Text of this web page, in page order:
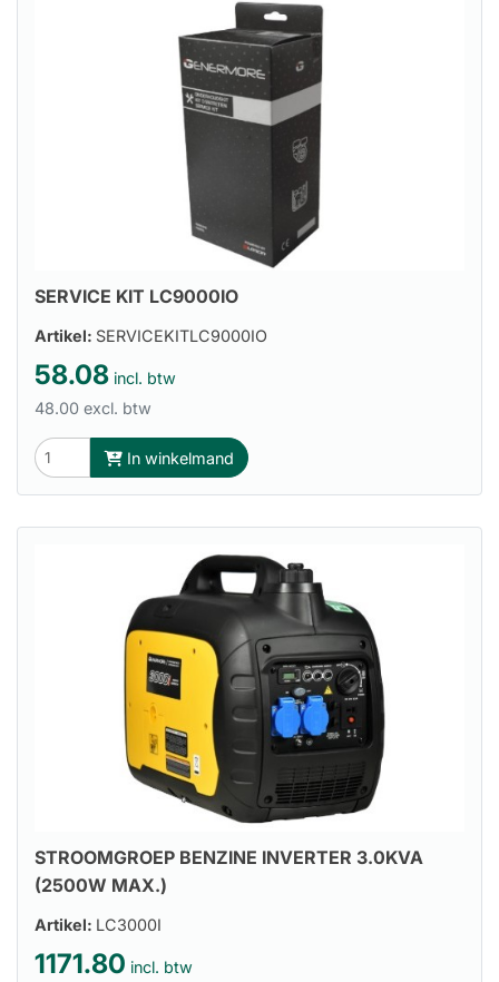
SERVICE KIT LC9000IO
Artikel: SERVICEKITLC9000IO
58.08 incl. btw
48.00 excl. btw
In winkelmand
STROOMGROEP BENZINE INVERTER 3.0KVA
(2500W MAX.)
Artikel: LC3000I
1171.80 incl. btw